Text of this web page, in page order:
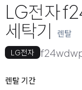
LG전자
세탁기
렌탈
LG전자
옵션 선택
렌탈 선택
렌탈 기간